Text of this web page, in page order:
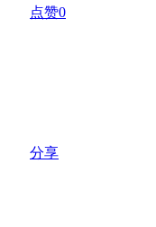
点赞0
分享